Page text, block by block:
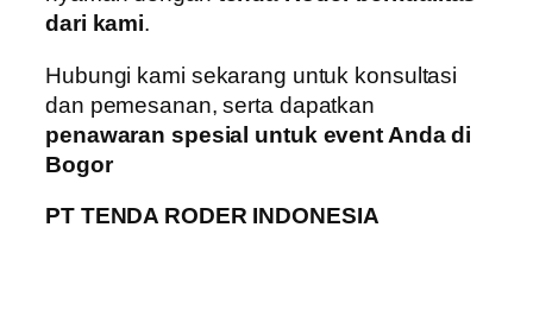
dari kami.
Hubungi kami sekarang untuk konsultasi
dan pemesanan, serta dapatkan
penawaran spesial untuk event Anda di
Bogor
PT TENDA RODER INDONESIA